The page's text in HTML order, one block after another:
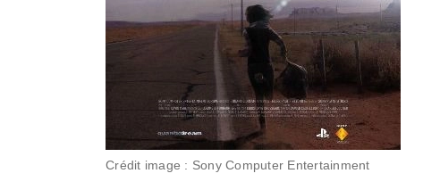
Crédit image : Sony Computer Entertainment